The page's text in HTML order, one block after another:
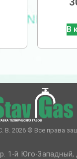
В
В. 2026 © Все права
1-й Юго-Западный,